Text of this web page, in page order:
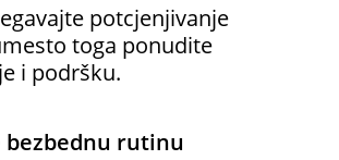
potcjenjivanje
toga ponudite
i podršku.
bezbednu rutinu